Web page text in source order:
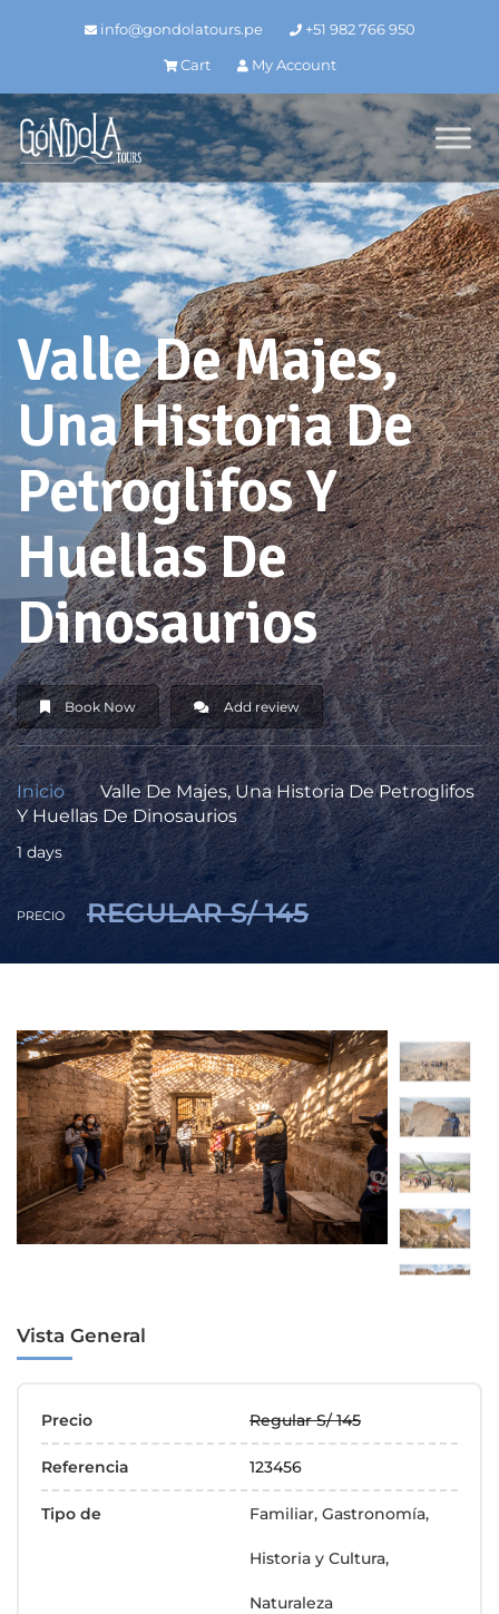
info@gondolatours.pe
+51 982 766 950
Cart
My Account
Valle De Majes,
Una Historia De
Petroglifos Y
Huellas De
Dinosaurios
Book Now Add review
Inicio
Valle De Majes, Una Historia De Petroglifos
Y Huellas De Dinosaurios
1 days
PRECIO REGULAR S/ 145
Vista General
Precio Regular S/ 145
Referencia 123456
Tipo de Familiar, Gastronomía,
Historia y Cultura,
Naturaleza